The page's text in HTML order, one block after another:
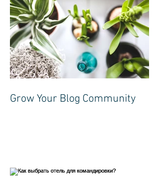
Grow Your Blog Community